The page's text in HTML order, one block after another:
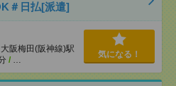
＃日払[派遣]
大阪梅田(阪神線)駅
/ …
気になる！